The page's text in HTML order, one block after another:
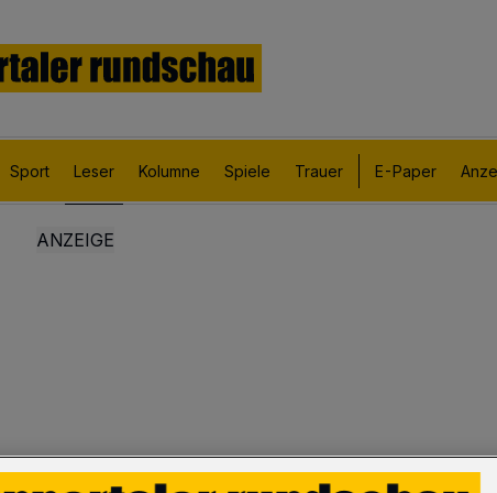
Sport Leser Kolumne Spiele Trauer E-Paper